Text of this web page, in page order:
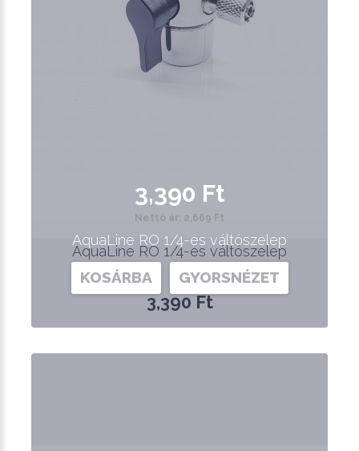
AquaLine RO 1/4-es váltószelep
3,390 Ft
3,390 Ft
Nettó ár: 2,669 Ft
AquaLine RO 1/4-es váltószelep
KOSÁRBA GYORSNÉZET